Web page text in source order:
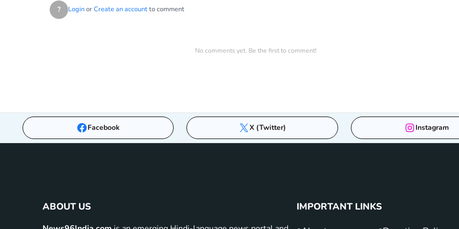
? LoginorCreate an accountto comment
No comments yet. Be the first to comment!
Facebook X (Twitter) Instagram
ABOUT US
IMPORTANT LINKS